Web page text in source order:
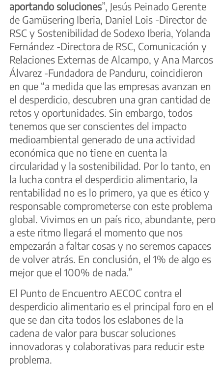
aportando soluciones”, Jesús Peinado Gerente
de Gamüsering Iberia, Daniel Lois -Director de
RSC y Sostenibilidad de Sodexo Iberia, Yolanda
Fernández -Directora de RSC, Comunicación y
Relaciones Externas de Alcampo, y Ana Marcos
Álvarez -Fundadora de Panduru, coincidieron
en que “a medida que las empresas avanzan en
el desperdicio, descubren una gran cantidad de
retos y oportunidades. Sin embargo, todos
tenemos que ser conscientes del impacto
medioambiental generado de una actividad
económica que no tiene en cuenta la
circularidad y la sostenibilidad. Por lo tanto, en
la lucha contra el desperdicio alimentario, la
rentabilidad no es lo primero, ya que es ético y
responsable comprometerse con este problema
global. Vivimos en un país rico, abundante, pero
a este ritmo llegará el momento que nos
empezarán a faltar cosas y no seremos capaces
de volver atrás. En conclusión, el 1% de algo es
mejor que el 100% de nada.”
El Punto de Encuentro AECOC contra el
desperdicio alimentario es el principal foro en el
que se dan cita todos los eslabones de la
cadena de valor para buscar soluciones
innovadoras y colaborativas para reducir este
problema.